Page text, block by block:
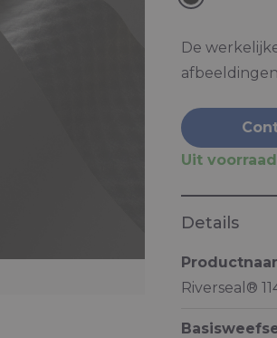
De
Uit
Details
Riverseal®